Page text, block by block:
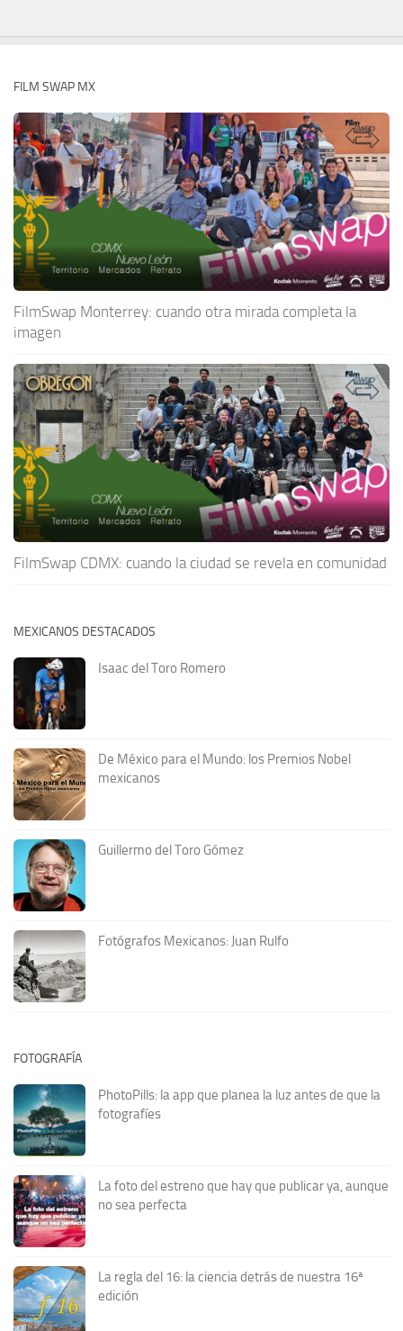
FILM SWAP MX
FilmSwap Monterrey: cuando otra mirada completa la
imagen
FilmSwap CDMX: cuando la ciudad se revela en comunidad
MEXICANOS DESTACADOS
Isaac del Toro Romero
De México para el Mundo: los Premios Nobel
mexicanos
Guillermo del Toro Gómez
Fotógrafos Mexicanos: Juan Rulfo
FOTOGRAFÍA
PhotoPills: la app que planea la luz antes de que la
fotografíes
La foto del estreno que hay que publicar ya, aunque
no sea perfecta
La regla del 16: la ciencia detrás de nuestra 16ª
edición